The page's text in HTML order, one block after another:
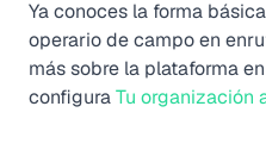
Ya conoces la forma
operario de campo en
más sobre la plataforma
configuraTu organización